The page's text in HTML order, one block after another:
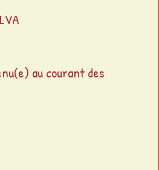
au courant des